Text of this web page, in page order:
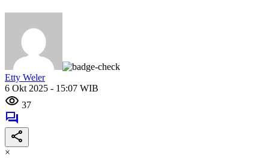
Etty Weler
6 Okt 2025 - 15:07 WIB
37
×